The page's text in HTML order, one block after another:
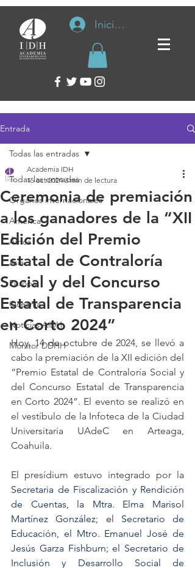
Iniciar sesión
Entrada
Todas las entradas
Organos internacionales
América
África
Asia
Europa
Oceanía
Noticias AiDH
Monitor DDHH
Todas las entradas
Ceremonia de premiación
a los ganadores de la “XII
Edición del Premio
Estatal de Contraloría
Social y del Concurso
Estatal de Transparencia
en Corto 2024”
Academia IDH
15 oct 2024 3 min de lectura
Hoy, 14 de octubre de 2024, se llevó a
cabo la premiación de la XII edición del
“Premio Estatal de Contraloría Social y
del Concurso Estatal de Transparencia
en Corto 2024”. El evento se realizó en
el vestíbulo de la Infoteca de la Ciudad
Universitaria UAdeC en Arteaga,
Coahuila.
El presídium estuvo integrado por l
Secretaria de Fiscalización y Rendición
de Cuentas, la Mtra. Elma Marisol
Martínez González; el Secretario de
Educación, el Mtro. Emanuel José de
Jesús Garza Fishburn; el Secretario de
Inclusión y Desarrollo Social de